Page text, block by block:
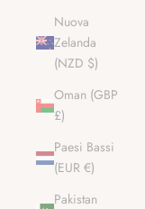
Nuova
Zelanda
(NZD $)
Oman (GBP
£)
Paesi Bassi
(EUR €)
Pakistan